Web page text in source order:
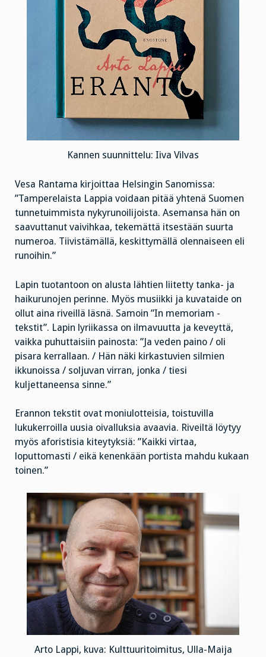
Kannen suunnittelu: Iiva Vilvas
Vesa Rantama kirjoittaa Helsingin Sanomissa:
”Tamperelaista Lappia voidaan pitää yhtenä Suomen
tunnetuimmista nykyrunoilijoista. Asemansa hän on
saavuttanut vaivihkaa, tekemättä itsestään suurta
numeroa. Tiivistämällä, keskittymällä olennaiseen eli
runoihin.”
Lapin tuotantoon on alusta lähtien liitetty tanka- ja
haikurunojen perinne. Myös musiikki ja kuvataide on
ollut aina riveillä läsnä. Samoin ”In memoriam -
tekstit”. Lapin lyriikassa on ilmavuutta ja keveyttä,
vaikka puhuttaisiin painosta: ”Ja veden paino / oli
pisara kerrallaan. / Hän näki kirkastuvien silmien
ikkunoissa / soljuvan virran, jonka / tiesi
kuljettaneensa sinne.”
Erannon tekstit ovat moniulotteisia, toistuvilla
lukukerroilla uusia oivalluksia avaavia. Riveiltä löytyy
myös aforistisia kiteytyksiä: ”Kaikki virtaa,
loputtomasti / eikä kenenkään portista mahdu kukaan
toinen.”
Arto Lappi, kuva: Kulttuuritoimitus, Ulla-Maija